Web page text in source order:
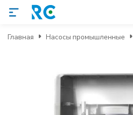
Главная Насосы промышленные